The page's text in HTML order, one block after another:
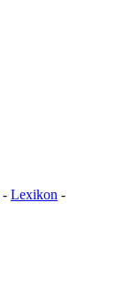
- Lexikon -